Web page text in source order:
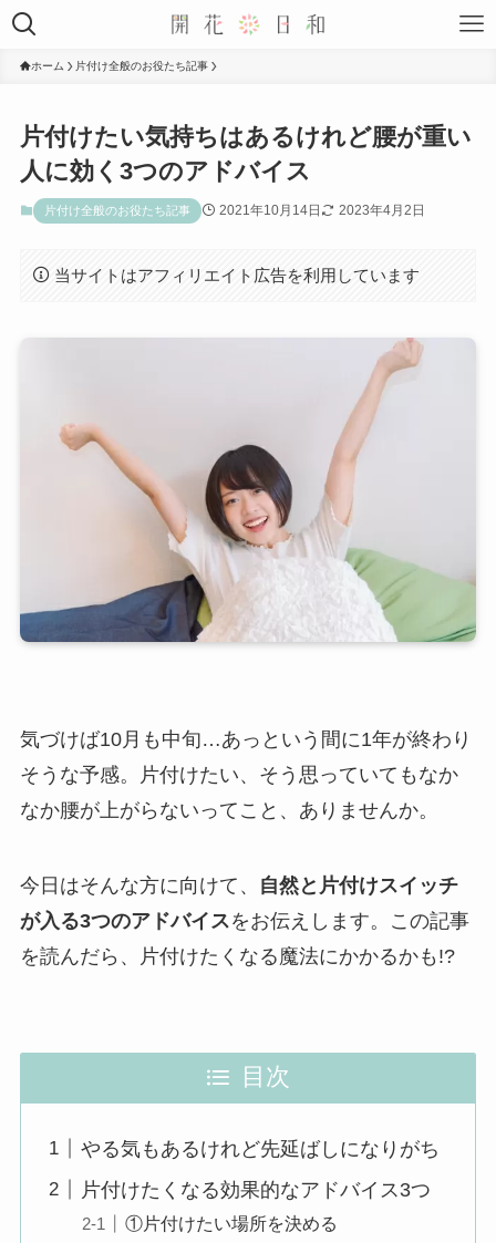
ホーム 片付け全般のお役たち記事
片付けたい気持ちはあるけれど腰が重い
人に効く3つのアドバイス
片付け全般のお役たち記事 2021年10月14日 2023年4月2日
当サイトはアフィリエイト広告を利用しています
気づけば10月も中旬…あっという間に1年が終わり
そうな予感。
片付けたい、そう思っていてもなか
なか腰が上がらないってこと、ありませんか。
今日はそんな方に向けて、
自然と片付けスイッチ
が入る3つのアドバイスをお伝えします。この記事
を読んだら、片付けたくなる魔法にかかるかも!?
目次
やる気もあるけれど先延ばしになりがち
片付けたくなる効果的なアドバイス3つ
①片付けたい場所を決める